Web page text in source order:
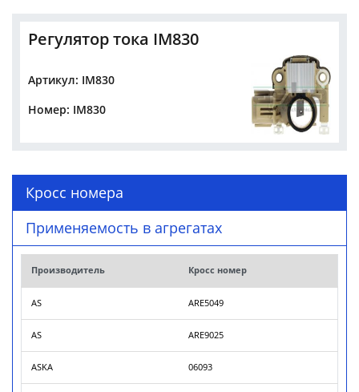
Регулятор тока IM830
Артикул: IM830
Номер: IM830
Кросс номера
Применяемость в агрегатах
Производитель Кросс номер
AS ARE5049
AS ARE9025
ASKA 06093